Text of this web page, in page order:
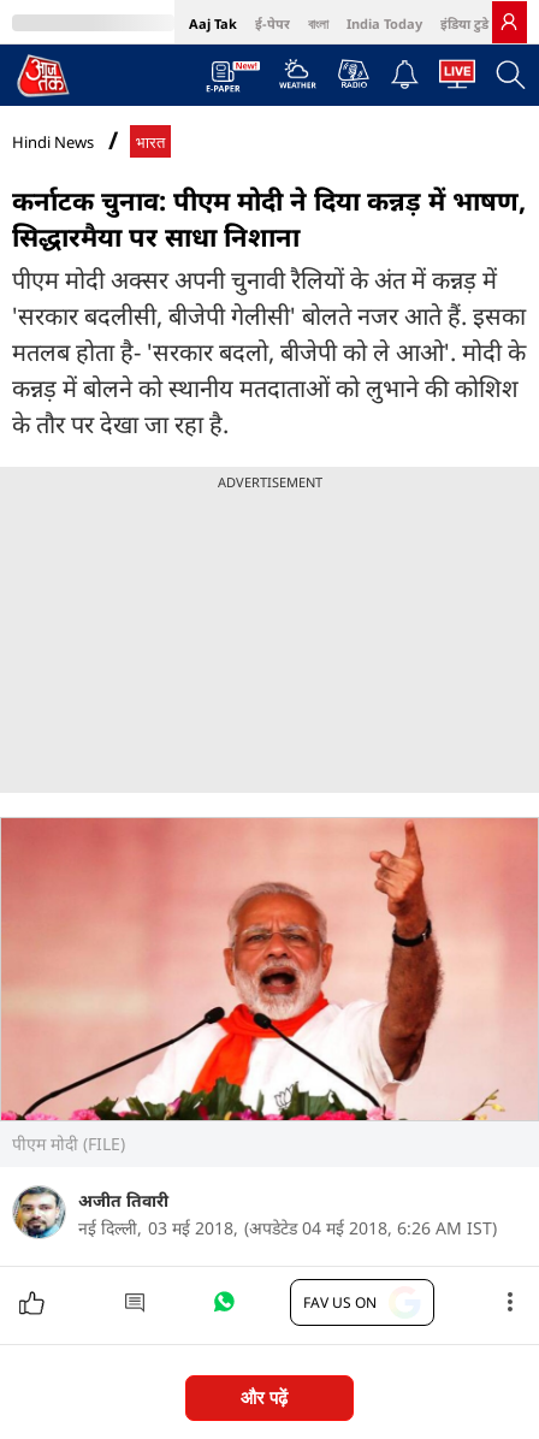
Aaj Tak ई-पेपर বাংলা India Today इंडिया टुडे हिंदी
MumbaiTak Cosmopolitan Harper's Bazaar Northeast
Hindi News भारत
कर्नाटक चुनाव: पीएम मोदी ने दिया कन्नड़ में भाषण,
सिद्धारमैया पर साधा निशाना
पीएम मोदी अक्सर अपनी चुनावी रैलियों के अंत में कन्नड़ में
'सरकार बदलीसी, बीजेपी गेलीसी' बोलते नजर आते हैं. इसका
मतलब होता है- 'सरकार बदलो, बीजेपी को ले आओ'. मोदी के
कन्नड़ में बोलने को स्थानीय मतदाताओं को लुभाने की कोशिश
के तौर पर देखा जा रहा है.
ADVERTISEMENT
पीएम मोदी (FILE)
अजीत तिवारी
नई दिल्ली, 03 मई 2018, (अपडेटेड 04 मई 2018, 6:26 AM IST)
FAV US ON
और पढ़ें